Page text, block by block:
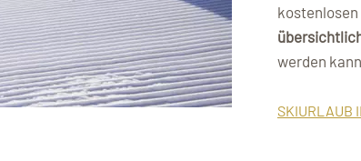
kostenlosen
werden
SKIURLAUB